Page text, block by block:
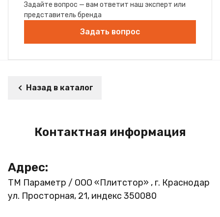
Задайте вопрос — вам ответит наш эксперт или
представитель бренда
Задать вопрос
Назад в каталог
Контактная информация
Адрес:
ТМ Параметр / ООО «Плитстор» , г. Краснодар
ул. Просторная, 21, индекс 350080